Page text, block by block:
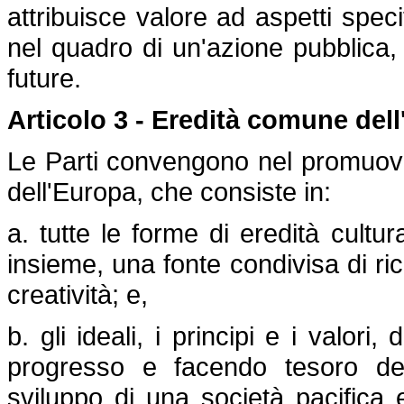
attribuisce valore ad aspetti
nel quadro di un'azione
future.
Articolo 3 - Eredità comune
Le Parti convengono nel
dell'Europa, che consiste in:
a. tutte le forme di eredità
insieme, una fonte condivisa di
creatività; e,
b. gli ideali, i principi e i valori,
progresso e facendo tesoro
sviluppo di una società pacifica